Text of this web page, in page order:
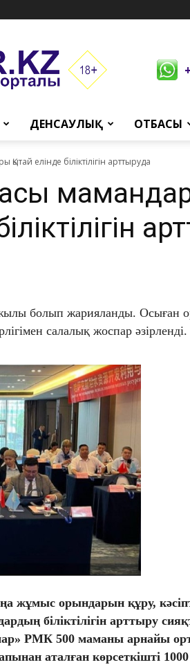
ДЕНСАУЛЫҚ ОТБАСЫ
елінде біліктілігін арттыруда
болып жарияланды. Осыған
салалық жоспар әзірленді.
жұмыс орындарын құру,
біліктілігін арттыру
РМК 500 маманы арнайы
аталған көрсеткішті